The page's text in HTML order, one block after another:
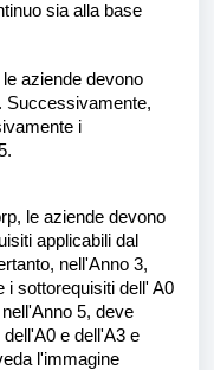
sia alla base
aziende devono
Successivamente,
i
le aziende devono
applicabili dal
nell'Anno 3,
i sottorequisiti dell' A0
5, deve
e dell'A3 e
l'immagine